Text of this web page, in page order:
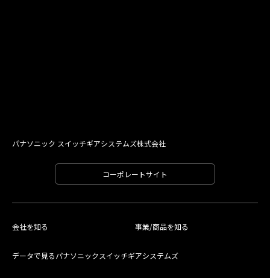
パナソニック スイッチギアシステムズ株式会社
コーポレートサイト
会社を知る 事業/商品を知る
データで見るパナソニックスイッチギアシステムズ